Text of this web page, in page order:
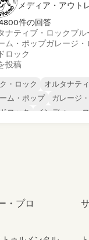
件の回答
ナティブ・ロックブル
ム・ポップガレージ・
ロック
投稿
・ロック
オルタナテ
ム・ポップ
ガレージ
ロック
インディー・
・プロ